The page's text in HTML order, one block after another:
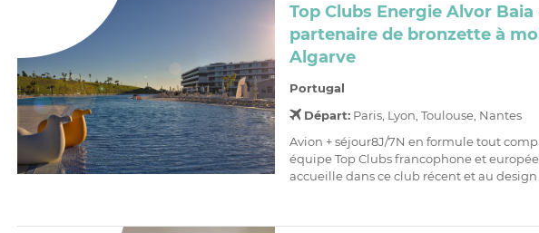
Top Clubs Energie Alvor Baia
partenaire de bronzette à
Algarve
Portugal
Départ:Paris, Lyon, Toulouse, Nantes
Avion + séjour8J/7N en formule tout
équipe Top Clubs francophone et
accueille dans ce club récent et au design